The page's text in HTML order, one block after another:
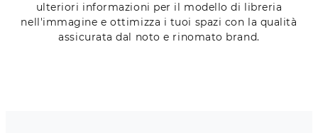
ulteriori informazioni per il modello di libreria
nell'immagine e ottimizza i tuoi spazi con la qualità
assicurata dal noto e rinomato brand.